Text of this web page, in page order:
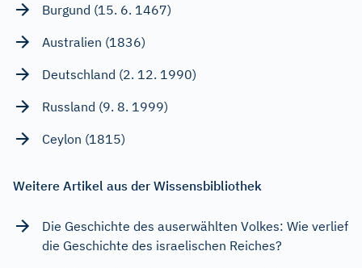
Burgund (15. 6. 1467)
Australien (1836)
Deutschland (2. 12. 1990)
Russland (9. 8. 1999)
Ceylon (1815)
Weitere Artikel aus der Wissensbibliothek
Die Geschichte des auserwählten Volkes: Wie verlief
die Geschichte des israelischen Reiches?